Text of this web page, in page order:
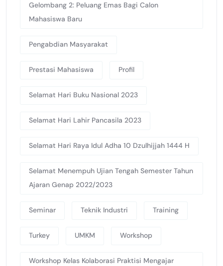
Gelombang 2: Peluang Emas Bagi Calon
Mahasiswa Baru
Pengabdian Masyarakat
Prestasi Mahasiswa Profil
Selamat Hari Buku Nasional 2023
Selamat Hari Lahir Pancasila 2023
Selamat Hari Raya Idul Adha 10 Dzulhijjah 1444 H
Selamat Menempuh Ujian Tengah Semester Tahun
Ajaran Genap 2022/2023
Seminar Teknik Industri Training
Turkey UMKM Workshop
Workshop Kelas Kolaborasi Praktisi Mengajar